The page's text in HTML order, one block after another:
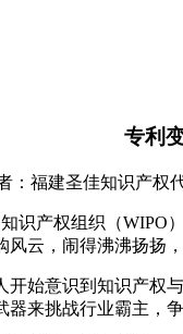
专利
：福建圣佳知识产权
识产权组织（
云，闹得沸沸扬扬
始意识到知识产权
来挑战行业霸主，